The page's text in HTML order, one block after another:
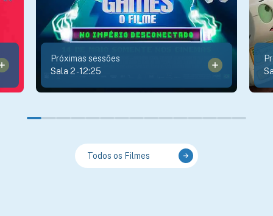
Próximas sessões
Sala 2-12:25
Todos os Filmes